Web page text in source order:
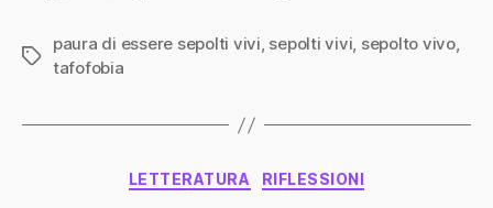
Tag
paura di essere sepolti vivi, sepolti vivi, sepolto vivo,
tafofobia
Categorie
LETTERATURA RIFLESSIONI